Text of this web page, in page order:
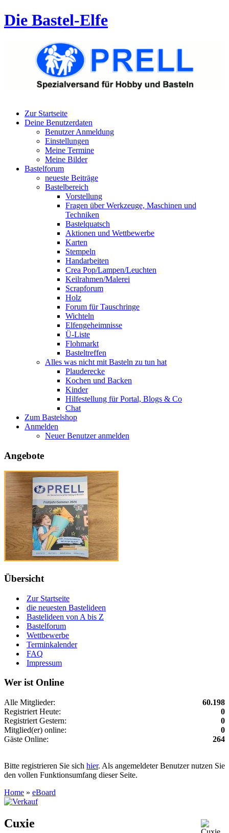
Die Bastel-Elfe
Zur Startseite
Deine Benutzerdaten
Benutzer Anmeldung
Einstellungen
Meine Termine
Meine Bilder
Bastelforum
neueste Beiträge
Bastelbereich
Vorstellung
Fragen über Werkzeuge, Maschinen und
Techniken
Bastelquatsch
Aktionen und Wettbewerbe
Karten
Stempeln
Handarbeiten
Crea Pop/Lampen/Leuchten
Keilrahmen/Malerei
Scrapforum
Holz
Forum für Tauschringe
Wichteln
Elfengeheimnisse
Ü-Liste
Flohmarkt
Basteltreffen
Alles was nicht mit Basteln zu tun hat
Plauderecke
Kochen und Backen
Kinder
Hilfestellung für Portal, Blogs & Co
Chat
Zum Bastelshop
Anmelden
Neuer Benutzer anmelden
Angebote
Übersicht
Zur Startseite
die neuesten Bastelideen
Bastelideen von A bis Z
Bastelforum
Wettbewerbe
Terminkalender
FAQ
Impressum
Wer ist Online
Alle Mitglieder:
60.198
Registriert Heute:
0
Registriert Gestern:
0
Mitglied(er) online:
0
Gäste Online:
264
Bitte registrieren Sie sich hier. Als angemeldeter Benutzer nutzen Sie
den vollen Funktionsumfang dieser Seite.
Home » eBoard
Cuxie